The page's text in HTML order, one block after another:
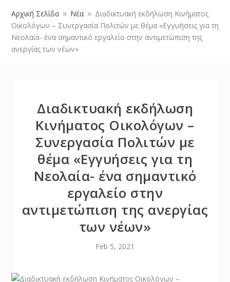
Αρχική Σελίδα 9 Νέα 9 Διαδικτυακή εκδήλωση Κινήματος
Οικολόγων – Συνεργασία Πολιτών με θέμα «Εγγυήσεις για τη
Νεολαία- ένα σημαντικό εργαλείο στην αντιμετώπιση της
ανεργίας των νέων»
Διαδικτυακή εκδήλωση
Κινήματος Οικολόγων –
Συνεργασία Πολιτών με
θέμα «Εγγυήσεις για τη
Νεολαία- ένα σημαντικό
εργαλείο στην
αντιμετώπιση της ανεργίας
των νέων»
Feb 5, 2021